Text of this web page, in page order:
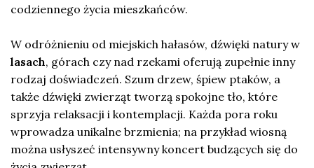
codziennego życia mieszkańców.
W odróżnieniu od miejskich hałasów, dźwięki natury w
lasach, górach czy nad rzekami oferują zupełnie inny
rodzaj doświadczeń. Szum drzew, śpiew ptaków, a
także dźwięki zwierząt tworzą spokojne tło, które
sprzyja relaksacji i kontemplacji. Każda pora roku
wprowadza unikalne brzmienia; na przykład wiosną
można usłyszeć intensywny koncert budzących się do